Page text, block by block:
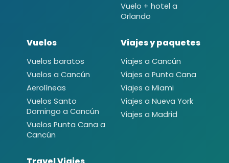
Vuelo + hotel a
Orlando
Vuelos
Vuelos baratos
Vuelos a Cancún
Aerolíneas
Vuelos Santo
Domingo a Cancún
Vuelos Punta Cana a
Cancún
Viajes y paquetes
Viajes a Cancún
Viajes a Punta Cana
Viajes a Miami
Viajes a Nueva York
Viajes a Madrid